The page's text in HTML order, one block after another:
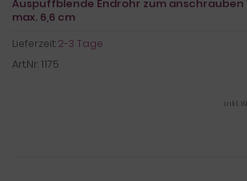
Auspuffblende Endrohr zum anschrauben
max. 6,6 cm
Lieferzeit:2-3 Tage
Art.Nr: 1175
inkl.